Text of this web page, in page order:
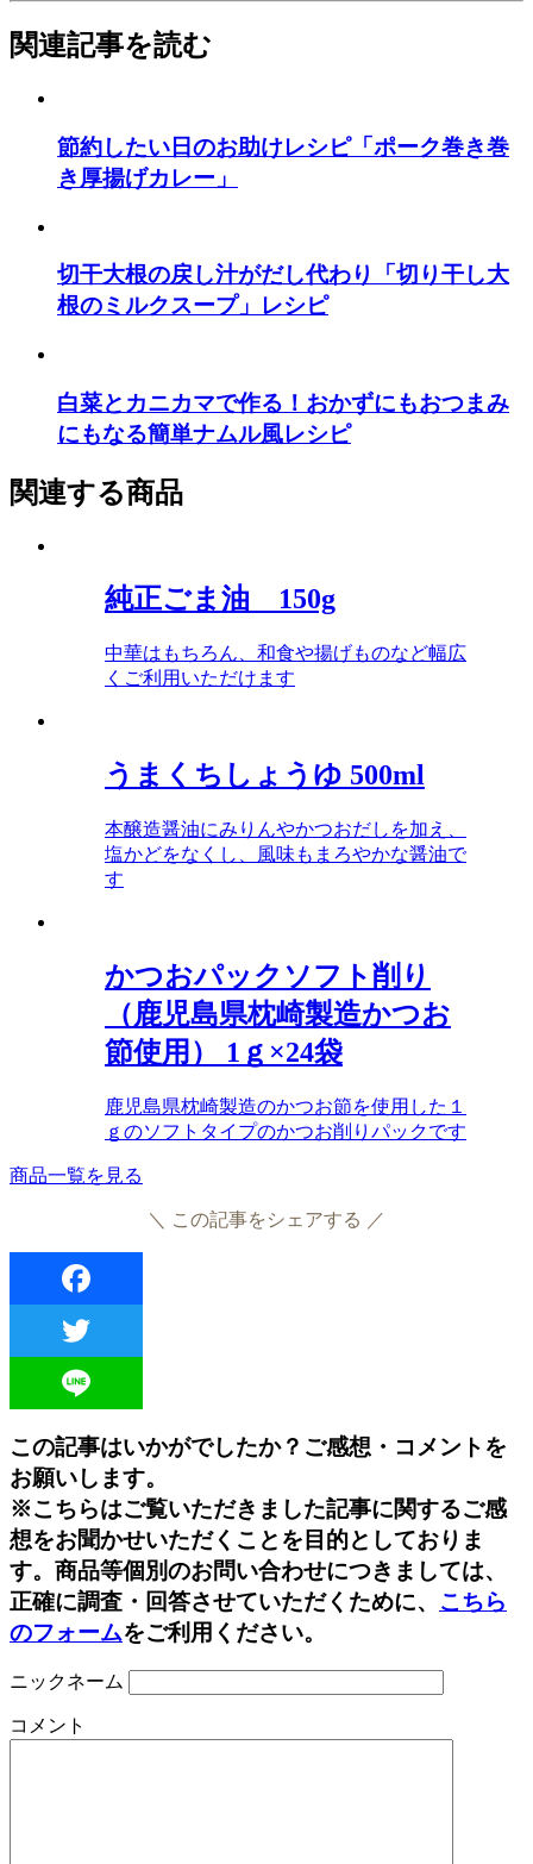
関連記事を読む
節約したい日のお助けレシピ「ポーク巻き巻
き厚揚げカレー」
切干大根の戻し汁がだし代わり「切り干し大
根のミルクスープ」レシピ
白菜とカニカマで作る！おかずにもおつまみ
にもなる簡単ナムル風レシピ
関連する商品
純正ごま油 150g
中華はもちろん、和食や揚げものなど幅広
くご利用いただけます
うまくちしょうゆ 500ml
本醸造醤油にみりんやかつおだしを加え、
塩かどをなくし、風味もまろやかな醤油で
す
かつおパックソフト削り
（鹿児島県枕崎製造かつお
節使用） 1ｇ×24袋
鹿児島県枕崎製造のかつお節を使用した１
ｇのソフトタイプのかつお削りパックです
商品一覧を見る
＼ この記事をシェアする ／
この記事はいかがでしたか？ご感想・コメントを
お願いします。
※こちらはご覧いただきました記事に関するご感
想をお聞かせいただくことを目的としておりま
す。商品等個別のお問い合わせにつきましては、
正確に調査・回答させていただくために、 こちら
のフォームをご利用ください。
ニックネーム
コメント